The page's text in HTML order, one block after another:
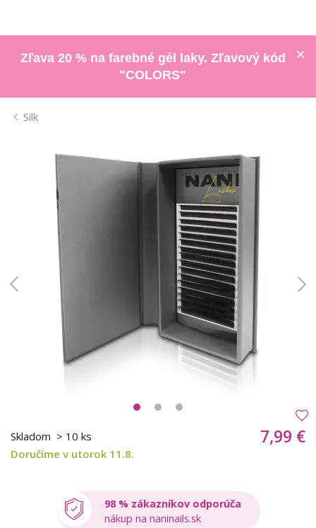
Zľava 20 % na farebné gél laky. Zľavový kód
"COLORS"
Silk
Skladom > 10 ks
Doručíme v utorok 11.8.
7,99 €
98 % zákazníkov odporúča
nákup na naninails.sk